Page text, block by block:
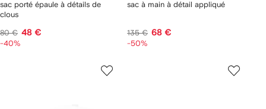
sac porté épaule à détails de
clous
80 € 48 €
-40%
sac à main à détail appliqué
135 € 68 €
-50%